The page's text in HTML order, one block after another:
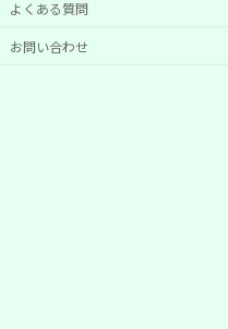
よくある質問
お問い合わせ